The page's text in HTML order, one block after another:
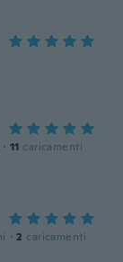
· 11 caricamenti
· 2 caricamenti